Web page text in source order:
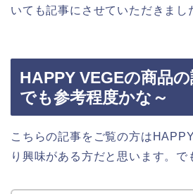
いても記事にさせていただきまし
HAPPY VEGEの商品
でも参考程度かな～
こちらの記事をご覧の方は
り興味がある方だと思います。で